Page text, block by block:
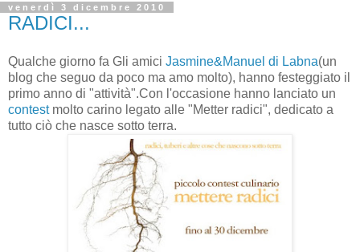
venerdì 3 dicembre 2010
RADICI...
Qualche giorno fa Gli amici Jasmine&Manuel di Labna(un
blog che seguo da poco ma amo molto), hanno festeggiato il
primo anno di "attività".Con l'occasione hanno lanciato un
contestmolto carino legato alle "Metter radici", dedicato a
tutto ciò che nasce sotto terra.